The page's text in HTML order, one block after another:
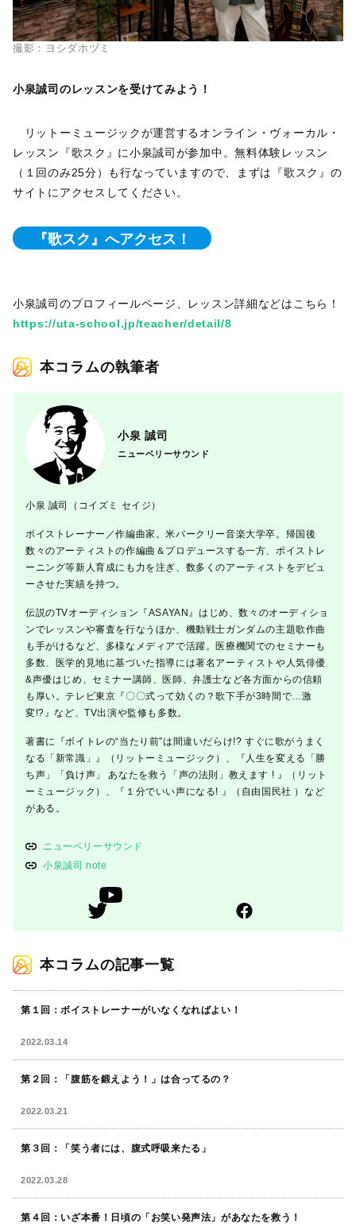
撮影：ヨシダホヅミ
小泉誠司のレッスンを受けてみよう！
リットーミュージックが運営するオンライン・ヴォーカル・
レッスン『歌スク』に小泉誠司が参加中。無料体験レッスン
（１回のみ25分）も行なっていますので、まずは『歌スク』の
サイトにアクセスしてください。
『歌スク』へアクセス！
小泉誠司のプロフィールページ、レッスン詳細などはこちら！
https://uta-school.jp/teacher/detail/8
本コラムの執筆者
小泉 誠司
ニューベリーサウンド
小泉 誠司（コイズミ セイジ）
ボイストレーナー／作編曲家。米バークリー音楽大学卒。帰国後
数々のアーティストの作編曲＆プロデュースする一方、ボイストレ
ーニング等新人育成にも力を注ぎ、数多くのアーティストをデビュ
ーさせた実績を持つ。
伝説のTVオーディション『ASAYAN』はじめ、数々のオーディショ
ンでレッスンや審査を行なうほか、機動戦士ガンダムの主題歌作曲
も手がけるなど、多様なメディアで活躍。医療機関でのセミナーも
多数、医学的見地に基づいた指導には著名アーティストや人気俳優
&声優はじめ、セミナー講師、医師、弁護士など各方面からの信頼
も厚い。テレビ東京『〇〇式って効くの？歌下手が3時間で…激
変!?』など、TV出演や監修も多数。
著書に『ボイトレの“当たり前”は間違いだらけ!? すぐに歌がうまく
なる「新常識」』（リットーミュージック）、『人生を変える「勝
ち声」「負け声」 あなたを救う「声の法則」教えます ! 』（リット
ーミュージック）、『１分でいい声になる! 』（自由国民社 ）など
がある。
ニューベリーサウンド
小泉誠司 note
本コラムの記事一覧
第１回：ボイストレーナーがいなくなればよい！
2022.03.14
第２回：「腹筋を鍛えよう！」は合ってるの？
2022.03.21
第３回：「笑う者には、腹式呼吸来たる」
2022.03.28
第４回：いざ本番！日頃の「お笑い発声法」があなたを救う！